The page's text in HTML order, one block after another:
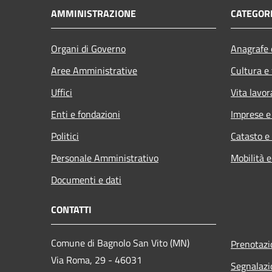
AMMINISTRAZIONE
Organi di Governo
Aree Amministrative
Uffici
Enti e fondazioni
Politici
Personale Amministrativo
Documenti e dati
Cultura
Vita
Imprese
Catasto
Mobilità
CONTATTI
Comune di Bagnolo San Vito (MN)
Via Roma, 29 - 46031